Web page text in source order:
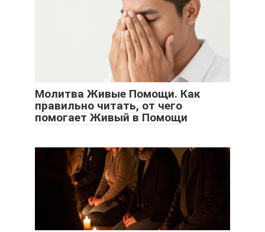
Молитва Живые Помощи. Как
правильно читать, от чего
помогает Живый в Помощи